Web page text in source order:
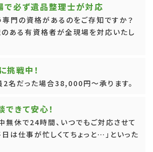
で必ず遺品整理士が対応
門の資格があるのをご存知ですか？
ある有資格者が全現場を対応いたし
戦中！
2名だった場合38,000円～承ります。
きて安心！
無休で24時間、いつでもご対応させて
日は仕事が忙しくてちょっと…」といった